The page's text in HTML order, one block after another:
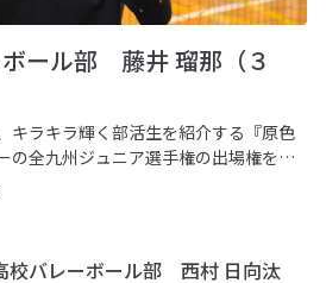
ール部 藤井 瑠那（３
キラキラ輝く部活生を紹介する『原色
の全九州ジュニア選手権の出場権を得
で中止となった。気持…
校バレーボール部 西村 日向汰